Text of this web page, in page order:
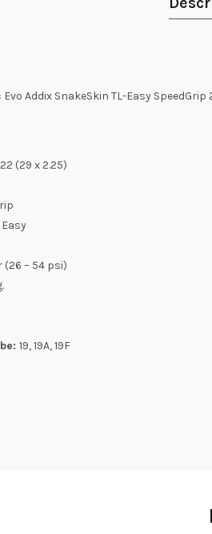
Addix SnakeSkin TL-Easy SpeedGrip
(29 x 2.25)
(26 – 54 psi)
19, 19A, 19F